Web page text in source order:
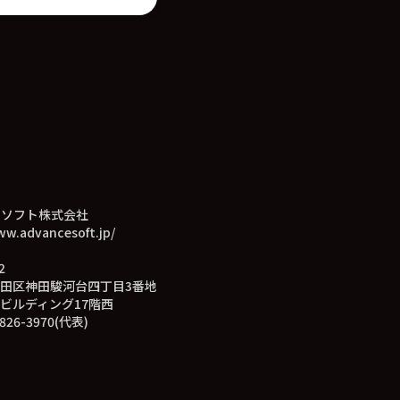
フト株式会社
区神田駿河台四丁目3番地
ルディング17階西
3970(代表)